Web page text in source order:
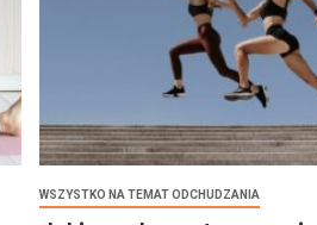
WSZYSTKO NA TEMAT ODCHUDZANIA